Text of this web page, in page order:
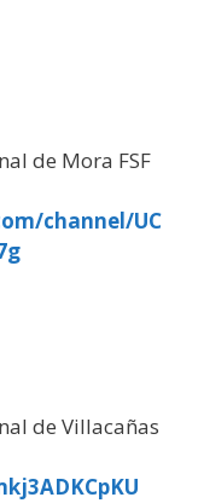
de Mora FSF
channel/UC
de Villacañas